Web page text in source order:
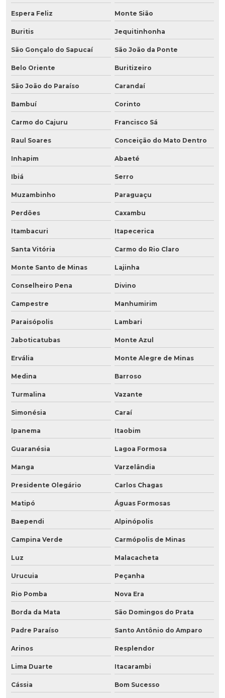
Espera Feliz Monte Sião
Buritis Jequitinhonha
São Gonçalo do Sapucaí São João da Ponte
Belo Oriente Buritizeiro
São João do Paraíso Carandaí
Bambuí Corinto
Carmo do Cajuru Francisco Sá
Raul Soares Conceição do Mato Dentro
Inhapim Abaeté
Ibiá Serro
Muzambinho Paraguaçu
Perdões Caxambu
Itambacuri Itapecerica
Santa Vitória Carmo do Rio Claro
Monte Santo de Minas Lajinha
Conselheiro Pena Divino
Campestre Manhumirim
Paraisópolis Lambari
Jaboticatubas Monte Azul
Ervália Monte Alegre de Minas
Medina Barroso
Turmalina Vazante
Simonésia Caraí
Ipanema Itaobim
Guaranésia Lagoa Formosa
Manga Varzelândia
Presidente Olegário Carlos Chagas
Matipó Águas Formosas
Baependi Alpinópolis
Campina Verde Carmópolis de Minas
Luz Malacacheta
Urucuia Peçanha
Rio Pomba Nova Era
Borda da Mata São Domingos do Prata
Padre Paraíso Santo Antônio do Amparo
Arinos Resplendor
Lima Duarte Itacarambi
Cássia Bom Sucesso